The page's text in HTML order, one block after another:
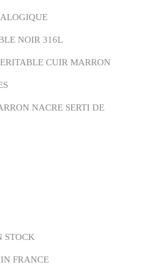
NOIR 316L
CUIR MARRON
NACRE SERTI DE
STOCK
FRANCE